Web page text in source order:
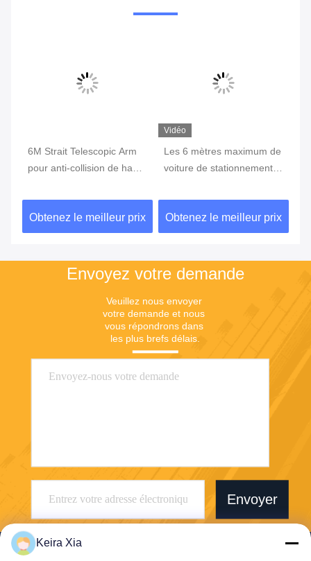
6M Strait Telescopic Arm
pour anti-collision de haute
barrière automatique de
stationnement
Obtenez le meilleur prix
Vidéo
Les 6 mètres maximum de
voiture de stationnement
automatique de barrière
balancent pour le système
de péage
Obtenez le meilleur prix
Envoyez votre demande
Veuillez nous envoyer
votre demande et nous
vous répondrons dans
les plus brefs délais.
Envoyer
Keira Xia